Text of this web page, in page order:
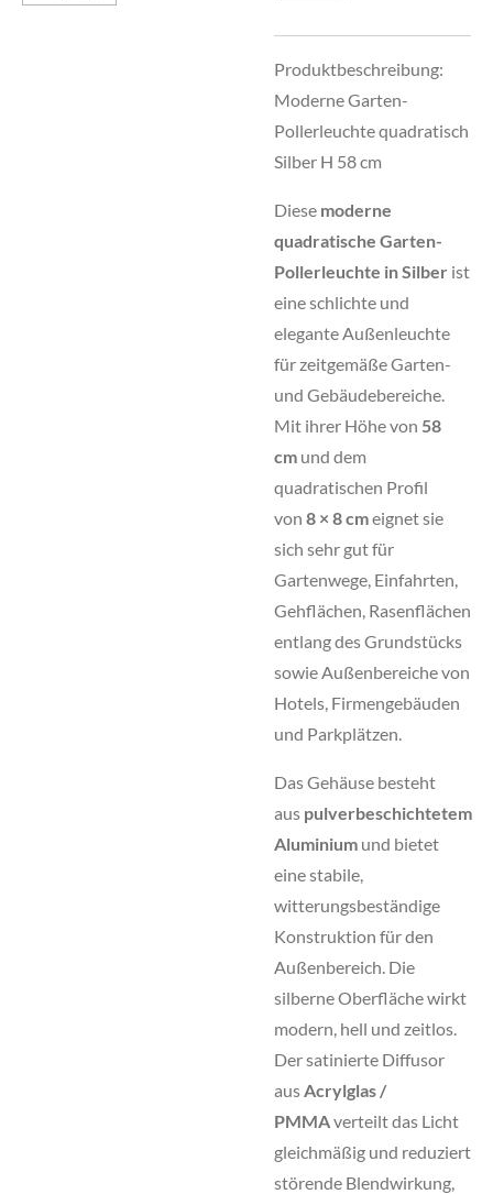
Produktbeschreibung:
Moderne Garten-
Pollerleuchte quadratisch
Silber H 58 cm
Diese moderne
quadratische Garten-
Pollerleuchte in Silber ist
eine schlichte und
elegante Außenleuchte
für zeitgemäße Garten-
und Gebäudebereiche.
Mit ihrer Höhe von 58
cm und dem
quadratischen Profil
von 8 × 8 cmeignet sie
sich sehr gut für
Gartenwege, Einfahrten,
Gehflächen, Rasenflächen
entlang des Grundstücks
sowie Außenbereiche von
Hotels, Firmengebäuden
und Parkplätzen.
Das Gehäuse besteht
aus pulverbeschichtetem
Aluminium und bietet
eine stabile,
witterungsbeständige
Konstruktion für den
Außenbereich. Die
silberne Oberfläche wirkt
modern, hell und zeitlos.
Der satinierte Diffusor
ausAcrylglas /
PMMAverteilt das Licht
gleichmäßig und reduziert
störende Blendwirkung,